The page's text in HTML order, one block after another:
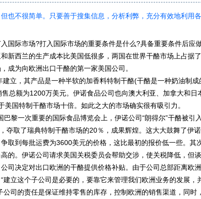
也不很简单。只要善于搜集信息，分析利弊，充分有效地利用
际市场?打入国际市场的重要条件是什么?具备重要条件后应
新西兰的生产成本比美国低很多，两国在世界干酪市场上占据
成为向欧洲出口干酪的第一家美国公司。
，其产品是一种半软的加香料特制干酪(干酪是一种奶油制成
总额为1200万美元。伊诺食品公司也向澳大利亚、加拿大和
美国特制干酪市场十倍。如此之大的市场确实很有吸引力。
一次重要的国际食品博览会上，伊诺公司“朗得尔”干酪被引
夺取了瑞典特制干酪市场的20％，成果辉煌。这大大鼓舞了伊
取到每批运费为3600美元的价格，这比最初的报价低一些。
的。伊诺公司请求美国关税委员会帮助交涉，使关税降低，但
决定对出口欧洲的干酪提供价格补贴。由于公司总部距离欧洲
建立这个子公司是必要的，要靠它来管理我们欧洲业务的发展，
公司的责任是保证维持零售的库存，控制欧洲的销售渠道，同